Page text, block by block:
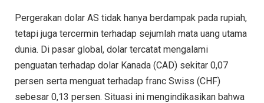
Pergerakan dolar AS tidak hanya berdampak pada rupiah,
tetapi juga tercermin terhadap sejumlah mata uang utama
dunia. Di pasar global, dolar tercatat mengalami
penguatan terhadap dolar Kanada (CAD) sekitar 0,07
persen serta menguat terhadap franc Swiss (CHF)
sebesar 0,13 persen. Situasi ini mengindikasikan bahwa